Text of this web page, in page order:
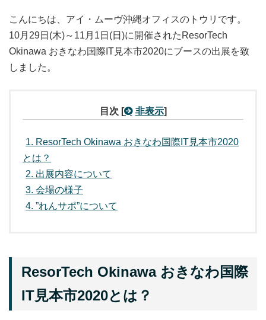
こんにちは、アイ・ムーヴ沖縄オフィスのトウリです。
10月29日(木)～11月1日(日)に開催されたResorTech
Okinawa おきなわ国際IT見本市2020にブースの出展を致
しました。
目次 [ 非表示]
1
ResorTech Okinawa おきなわ国際IT見本市2020
とは？
2 出展内容について
3 会場の様子
4 ”れんサポ”について
ResorTech Okinawa おきなわ国際
IT見本市2020とは？